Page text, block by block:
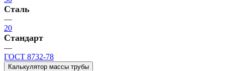
Сталь
—
20
Стандарт
—
ГОСТ 8732-78
Калькулятор массы трубы